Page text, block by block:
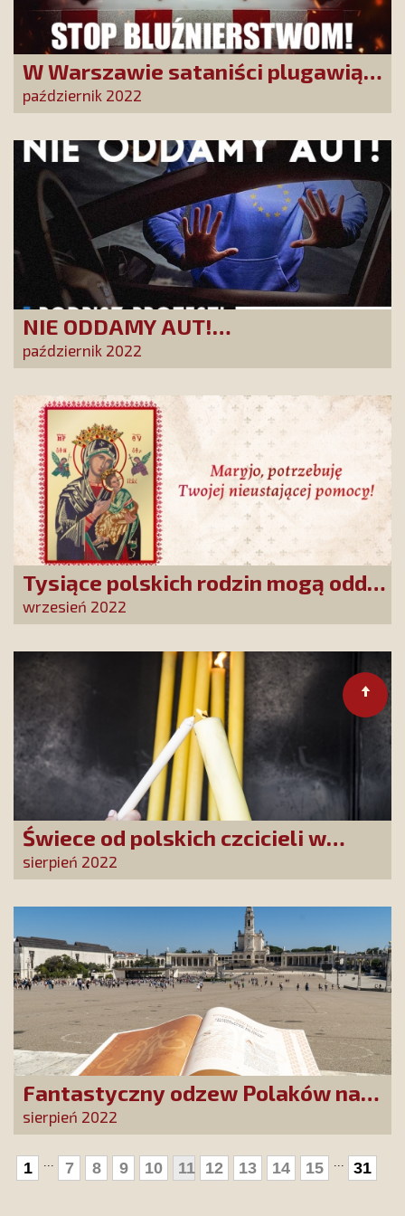
W Warszawie sataniści plugawią
znak krzyża. Dość znieważania
symboli chrześcijańskich!
październik 2022
NIE ODDAMY AUT!
Pseudoekologiczna agenda UE
uderzy w każdego
październik 2022
Tysiące polskich rodzin mogą oddać
się nieustającej pomocy Matki
Bożej!
wrzesień 2022
Świece od polskich czcicieli w
Fatimie
sierpień 2022
Fantastyczny odzew Polaków na
wezwanie do poświęcenia domu
Maryi
sierpień 2022
1 ... 7 8 9 10 11 12 13 14 15 ... 31